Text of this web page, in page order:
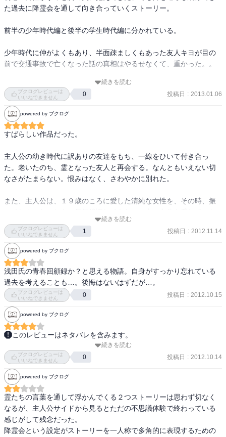
親子の愛憎劇が・・・。
キヨの家庭事情を遠巻きながら察していたゆうちゃんですが、何も
夫人の前で念ずる内に、真っ先に出てきた霊は、ゆうちゃん同様、
キヨのことを気にしていた交番のおまわりさんの生霊でした。それ
はキヨの父親。自分の罪も敗戦の混乱期がそうさせたとしながらも
独白します。肝心のキヨはその次でした。自分の優ちゃんへの気持
ち、父母への気持ち、せつない少年の想いが切実と述べられます。
最後にはキヨの母。あれから探しているのに、みんなに会えないと
嘆く霊は、やっと成仏することができました。
は恋人との苦い思い出を呼び起こします。
人が生きている間には、誤解もあれば、後悔もあります。
どうしても亡き人に謝りたいような出来事があれば、降霊会もいい
かなと思います。「会いたい人」にもう一度会って、誤解を解いた
りすれば本人も楽になりますから。でも生きているうちにやってあ
げればよかったなあという、後悔も残るのではないでしょうか。
霊との対話はやっぱり、楽しいものではないと思います。
た過去に降霊会を通して向き合っていくストーリー。
前半の少年時代編と後半の学生時代編に分かれている。
少年時代に仲がよくもあり、半面疎ましくもあった友人キヨが目の
前で交通事故で亡くなった話の真相はやるせなくて、重かった。。
浅田次郎さん、「椿山課長の七日間」しか読んだことがないのだ
が、やはり作風は似てるかな。
後編はイマイチだというレビューも見たけれど、後編も女性の側か
らすると切ない・・。
「降霊会」というタイトルから胡散臭い話を連想するかもしれない
続きを読む
ブクログレビューは
いいねできません
0 投稿日 : 2013.01.06
powered by ブクログ
すばらしい作品だった。
主人公の幼き時代に訳ありの友達をもち、一線をひいて付き合っ
た。老いたのち、霊となった友人と再会する。なんともいえない切
なさがたまらない。恨みはなく、さわやかに別れた。
また、主人公は、１９歳のころに愛した清純な女性を、その時、振
女性には気づかずにいた。自殺してしまった好いてくれていた女性
が霊となって現れ、一言さよならを言ってほしかったと激白した。
しかし主人公は最後まで言わなかった。心の葛藤、人間模様の描き
方が絶妙であり、読ませる。
続きを読む
ブクログレビューは
いいねできません
1 投稿日 : 2012.11.14
powered by ブクログ
浅田氏の青春回顧録か？と思える物語。自身がすっかり忘れている
過去を考えることも…。後悔はないはずだが…。
ブクログレビューは
いいねできません
0 投稿日 : 2012.10.15
powered by ブクログ
このレビューはネタバレを含みます。
下枝は地を舐めるほどなので、周囲には草ははえず、地面は厚い青
苔のい被われていた　車だってわがもの顔の時代だ。歩行者優先な
んて標語はお題目で、人間様より車のほうがずっと偉かった　私は
傷ついた。百合子の揮った刃物が、皮膚も肉も貫いて骨の髄まで届
いたような気がした
続きを読む
ブクログレビューは
いいねできません
0 投稿日 : 2012.10.14
powered by ブクログ
霊たちの言葉を通して浮かんでくる２つストーリーは思わず切なく
なるが、主人公サイドから見るとただの不思議体験で終わっている
感じがして残念だった。
降霊会という設定がストーリーを一人称で多角的に表現するための